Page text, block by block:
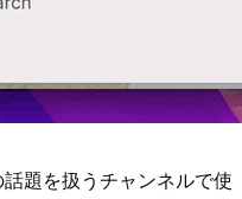
題を扱うチャンネルで使